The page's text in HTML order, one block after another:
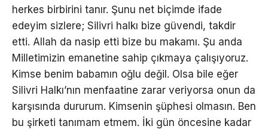
herkes birbirini tanır. Şunu net biçimde ifade
edeyim sizlere; Silivri halkı bize güvendi, takdir
etti. Allah da nasip etti bize bu makamı. Şu anda
Milletimizin emanetine sahip çıkmaya çalışıyoruz.
Kimse benim babamın oğlu değil. Olsa bile eğer
Silivri Halkı’nın menfaatine zarar veriyorsa onun da
karşısında dururum. Kimsenin şüphesi olmasın. Ben
bu şirketi tanımam etmem. İki gün öncesine kadar